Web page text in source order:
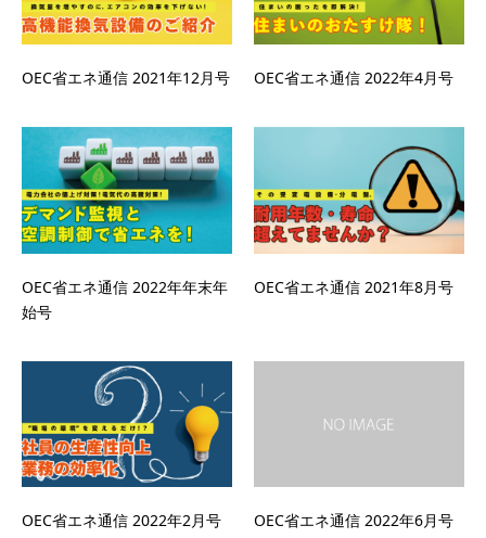
OEC省エネ通信 2021年12月号 OEC省エネ通信 2022年4月号
OEC省エネ通信 2022年年末年
始号
OEC省エネ通信 2021年8月号
OEC省エネ通信 2022年2月号 OEC省エネ通信 2022年6月号